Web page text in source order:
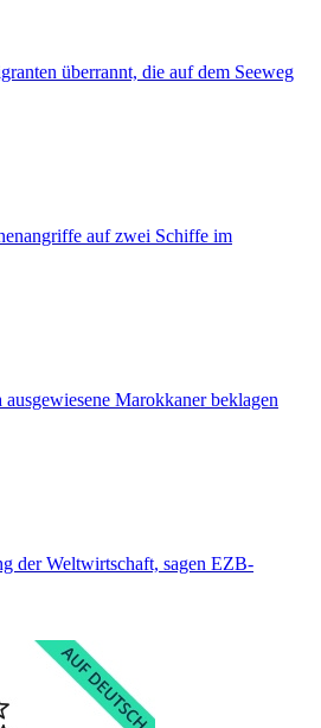
überrannt, die auf dem Seeweg
auf zwei Schiffe im
Marokkaner beklagen
der Weltwirtschaft, sagen EZB-